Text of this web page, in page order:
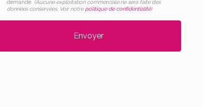
demande. (Aucune exploitation commerciale ne sera faite des
données conservées. Voir notre politique de confidentialité)